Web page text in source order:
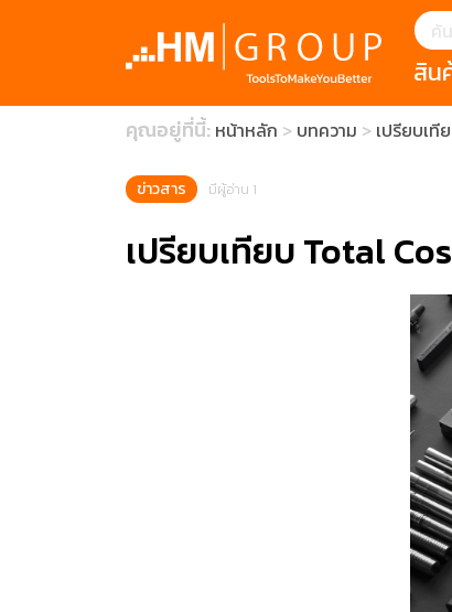
สิน
แนะน
มีดคัต
สินค้า
เครื่
ประ
1
งานกั
5
มือสำ
บทควา
คุณอยู่ที่นี้: หน้าหลัก บทความ เปรียบเที
ข่าวสาร มีผู้อ่าน 1
เปรียบเทียบ Total